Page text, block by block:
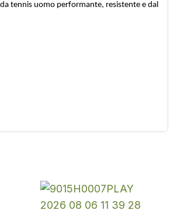
tennis uomo performante, resistente e dal